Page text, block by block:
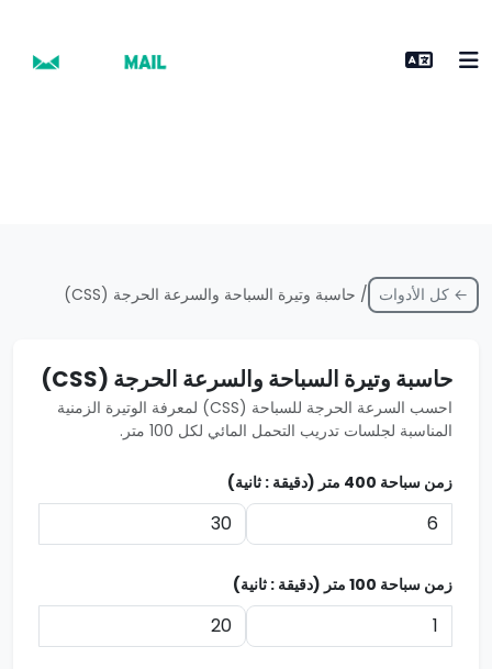
← كل الأدوات / حاسبة وتيرة السباحة والسرعة الحرجة (CSS)
حاسبة وتيرة السباحة والسرعة الحرجة (CSS)
احسب السرعة الحرجة للسباحة (CSS) لمعرفة الوتيرة الزمنية
المناسبة لجلسات تدريب التحمل المائي لكل 100 متر.
زمن سباحة 400 متر (دقيقة : ثانية)
زمن سباحة 100 متر (دقيقة : ثانية)